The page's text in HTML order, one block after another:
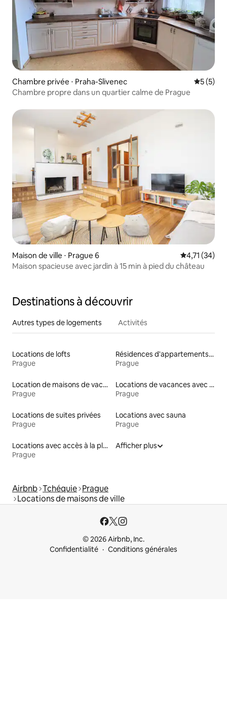
Chambre privée ⋅ Praha-Slivenec
5 (5)
Chambre propre dans un quartier calme de Prague
Maison de ville ⋅ Prague 6 Évaluation
4,71 (34)
Maison spacieuse avec jardin à 15 min à pied du château
Destinations à découvrir
Autres types de logements Activités
Locations de lofts
Prague
Résidences d'appartements en location
Prague
Location de maisons de vacances
Prague
Locations de vacances avec piscine
Prague
Locations de suites privées
Prague
Locations avec sauna
Prague
Locations avec accès à la plage
Prague
Afficher plus
Airbnb Tchéquie Prague
Locations de maisons de ville
© 2026 Airbnb, Inc.
Confidentialité
Conditions générales